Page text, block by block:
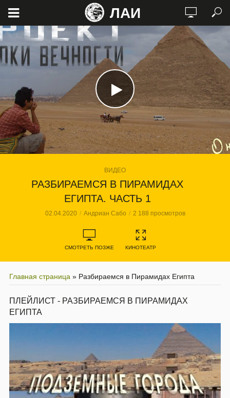
ЛАИ
ВИДЕО
РАЗБИРАЕМСЯ В ПИРАМИДАХ
ЕГИПТА. ЧАСТЬ 1
02.04.2020 Андриан Сабо 2 188 просмотров
СМОТРЕТЬ ПОЗЖЕ КИНОТЕАТР
Главная страница » Разбираемся в Пирамидах Египта
ПЛЕЙЛИСТ - РАЗБИРАЕМСЯ В ПИРАМИДАХ
ЕГИПТА